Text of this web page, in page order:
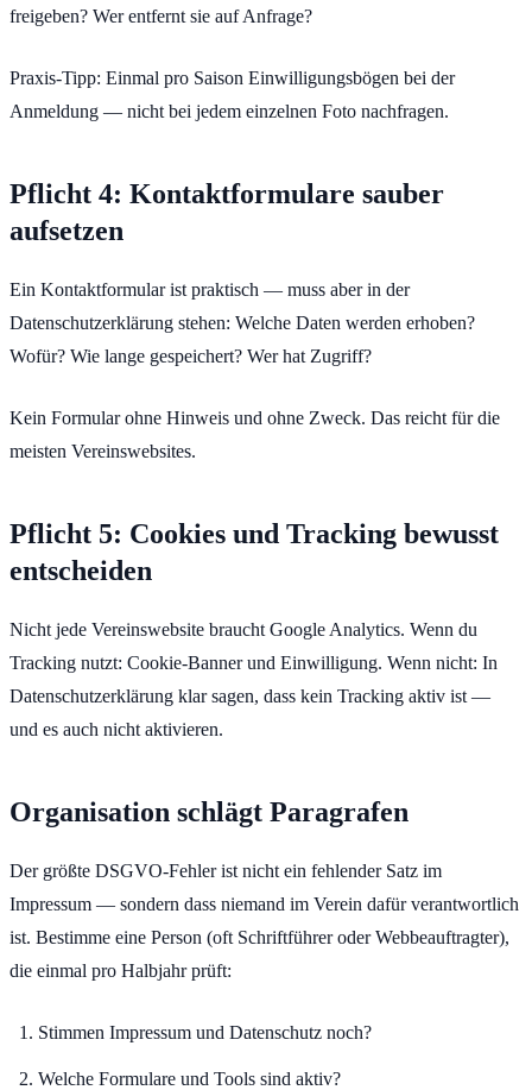
freigeben? Wer entfernt sie auf Anfrage?
Praxis-Tipp: Einmal pro Saison Einwilligungsbögen bei der
Anmeldung — nicht bei jedem einzelnen Foto nachfragen.
Pflicht 4: Kontaktformulare sauber
aufsetzen
Ein Kontaktformular ist praktisch — muss aber in der
Datenschutzerklärung stehen: Welche Daten werden erhoben?
Wofür? Wie lange gespeichert? Wer hat Zugriff?
Kein Formular ohne Hinweis und ohne Zweck. Das reicht für die
meisten Vereinswebsites.
Pflicht 5: Cookies und Tracking bewusst
entscheiden
Nicht jede Vereinswebsite braucht Google Analytics. Wenn du
Tracking nutzt: Cookie-Banner und Einwilligung. Wenn nicht: In
Datenschutzerklärung klar sagen, dass kein Tracking aktiv ist —
und es auch nicht aktivieren.
Organisation schlägt Paragrafen
Der größte DSGVO-Fehler ist nicht ein fehlender Satz im
Impressum — sondern dass niemand im Verein dafür verantwortlich
ist. Bestimme eine Person (oft Schriftführer oder Webbeauftragter),
die einmal pro Halbjahr prüft:
Stimmen Impressum und Datenschutz noch?
Welche Formulare und Tools sind aktiv?